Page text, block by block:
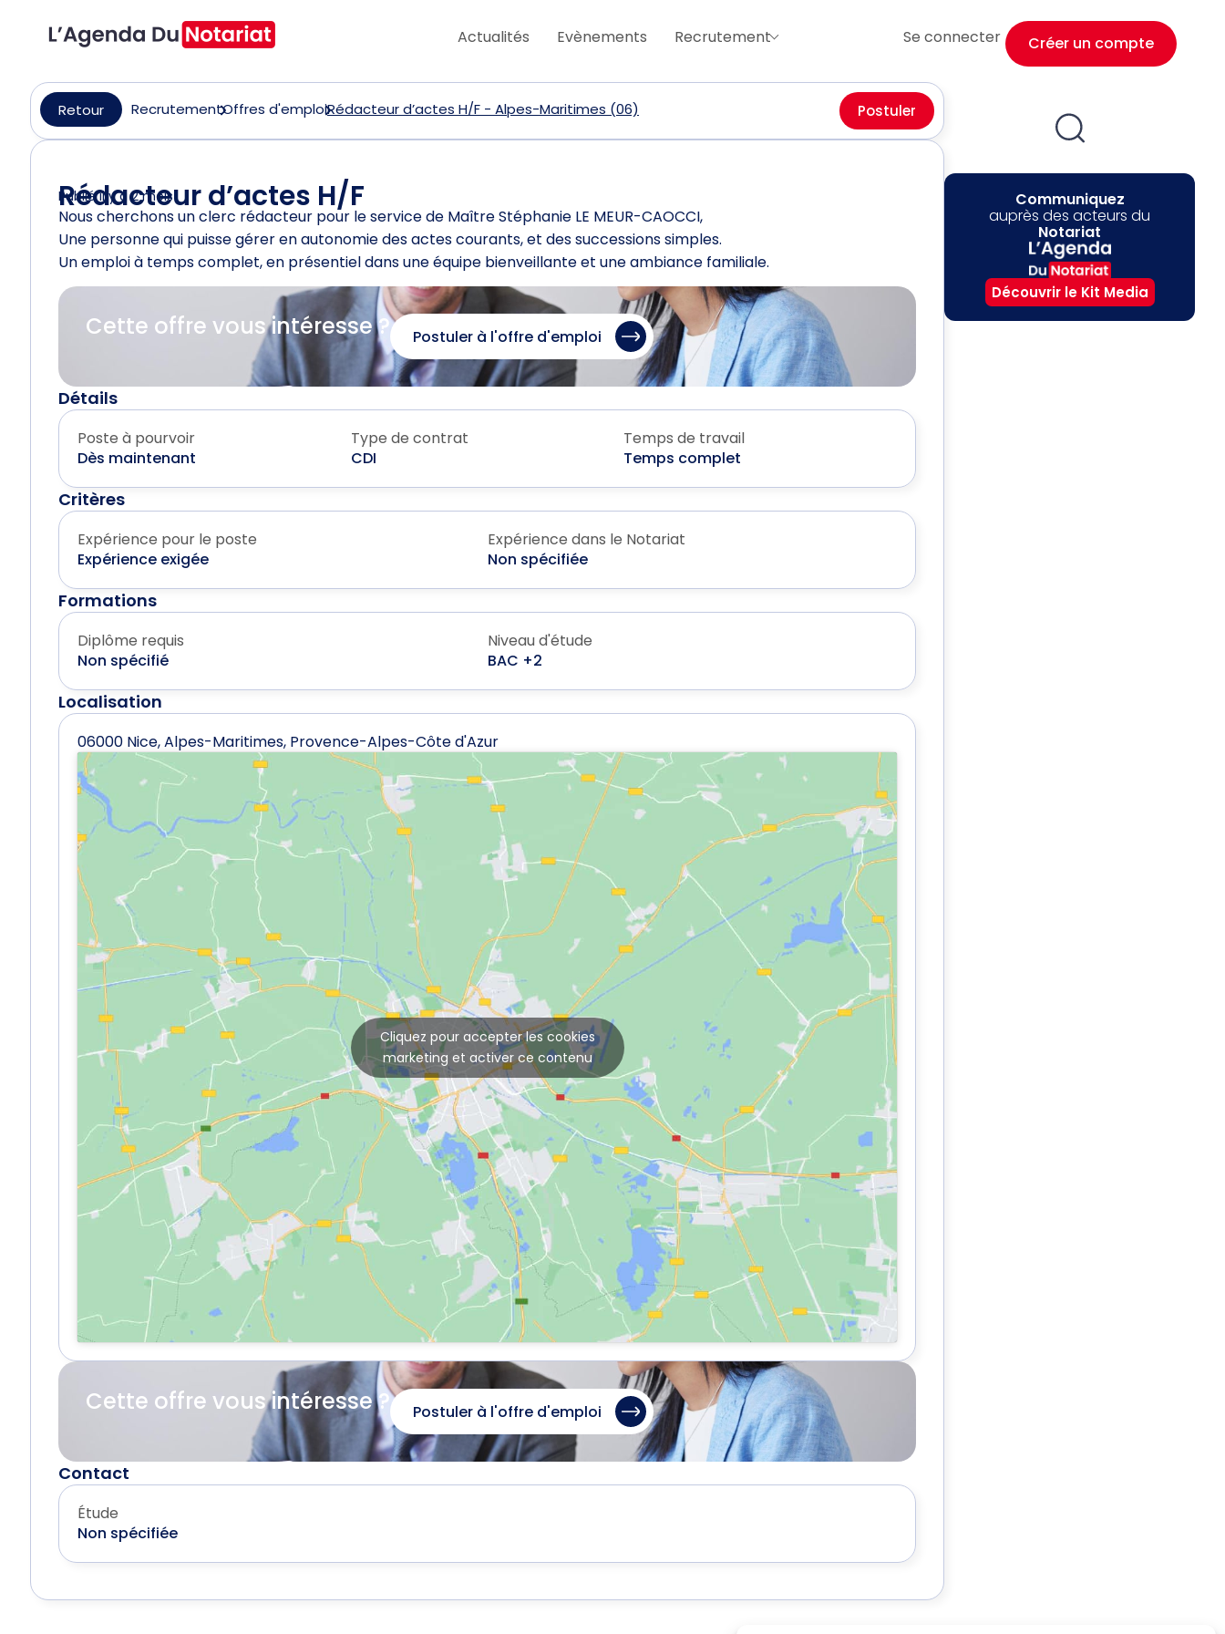
Actualités Evènements Recrutement Se connecter Créer un compte
Retour RecrutementOffres d'emploiRédacteur d’actes H/F - Alpes-Maritimes (06) Postuler
Rédacteur d’actes H/F
Publié il y a 2 mois
Nous cherchons un clerc rédacteur pour le service de Maître Stéphanie LE MEUR-CAOCCI,
Une personne qui puisse gérer en autonomie des actes courants, et des successions simples.
Un emploi à temps complet, en présentiel dans une équipe bienveillante et une ambiance familiale.
Cette offre vous intéresse ? Postuler à l'offre d'emploi
Détails
Poste à pourvoir
Dès maintenant
Type de contrat
CDI
Temps de travail
Temps complet
Critères
Expérience pour le poste
Expérience exigée
Expérience dans le Notariat
Non spécifiée
Formations
Diplôme requis
Non spécifié
Niveau d'étude
BAC +2
Localisation
06000 Nice, Alpes-Maritimes, Provence-Alpes-Côte d'Azur
Cliquez pour accepter les cookies
marketing et activer ce contenu
Cette offre vous intéresse ? Postuler à l'offre d'emploi
Contact
Étude
Non spécifiée
Communiquez
auprès des acteurs du
Notariat
Découvrir le Kit Media